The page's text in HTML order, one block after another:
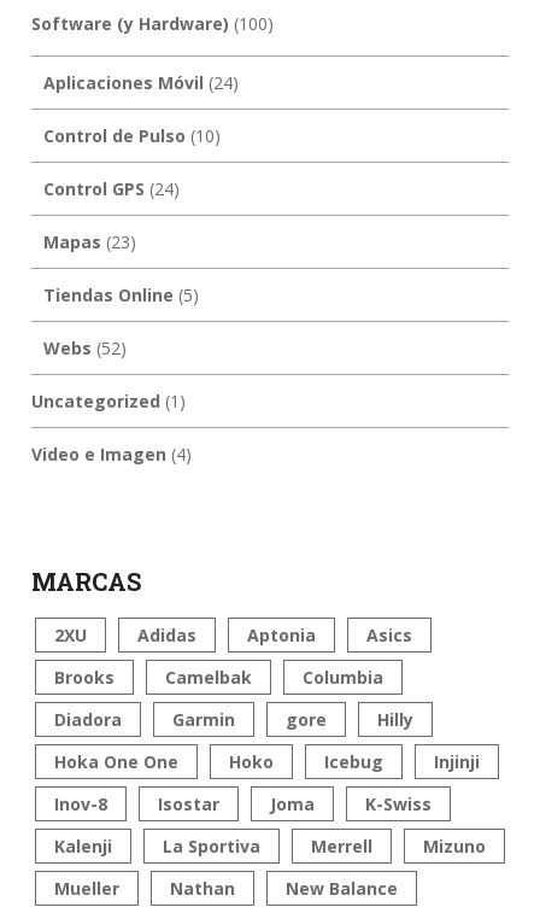
Software (y Hardware) (100)
Aplicaciones Móvil (24)
Control de Pulso (10)
Control GPS (24)
Mapas (23)
Tiendas Online (5)
Webs (52)
Uncategorized (1)
Video e Imagen (4)
MARCAS
2XU Adidas Aptonia
Asics
Brooks
Camelbak
Columbia
Diadora
Garmin gore
Hilly
Hoka One One
Hoko Icebug
Injinji
Inov-8
Isostar Joma
K-Swiss
Kalenji
La Sportiva Merrell
Mizuno
Mueller
Nathan New Balance